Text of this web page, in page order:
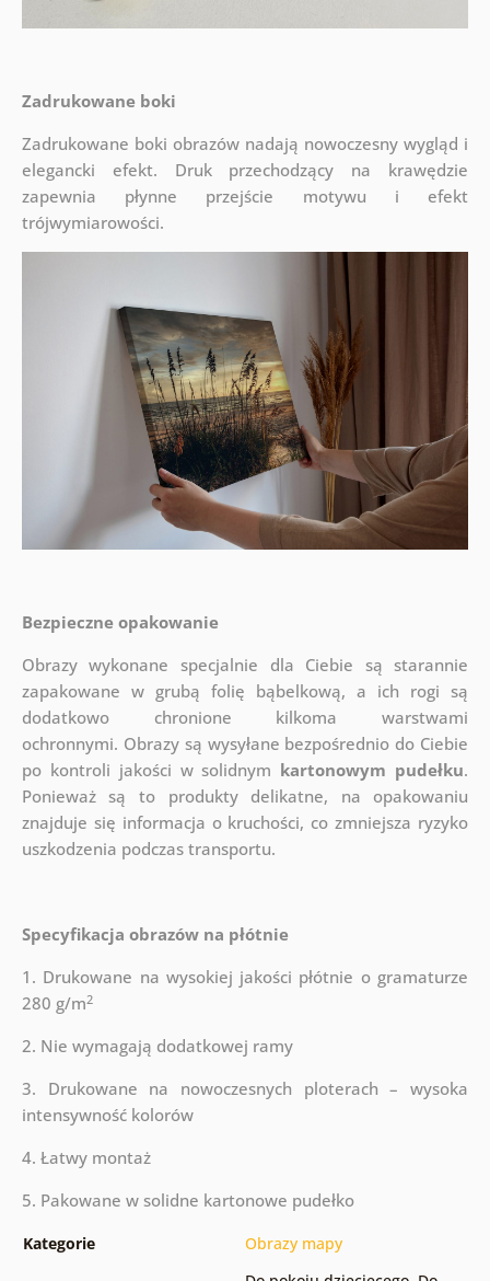
Zadrukowane boki
Zadrukowane boki obrazów nadają nowoczesny wygląd i
elegancki efekt. Druk przechodzący na krawędzie
zapewnia płynne przejście motywu i efekt
trójwymiarowości.
Bezpieczne opakowanie
Obrazy wykonane specjalnie dla Ciebie są starannie
zapakowane w grubą folię bąbelkową, a ich rogi są
dodatkowo chronione kilkoma warstwami
ochronnymi. Obrazy są wysyłane bezpośrednio do Ciebie
po kontroli jakości w solidnym kartonowym pudełku.
Ponieważ są to produkty delikatne, na opakowaniu
znajduje się informacja o kruchości, co zmniejsza ryzyko
uszkodzenia podczas transportu.
Specyfikacja obrazów na płótnie
1. Drukowane na wysokiej jakości płótnie o gramaturze
280 g/m2
2. Nie wymagają dodatkowej ramy
3. Drukowane na nowoczesnych ploterach – wysoka
intensywność kolorów
4. Łatwy montaż
5. Pakowane w solidne kartonowe pudełko
Kategorie Obrazy mapy